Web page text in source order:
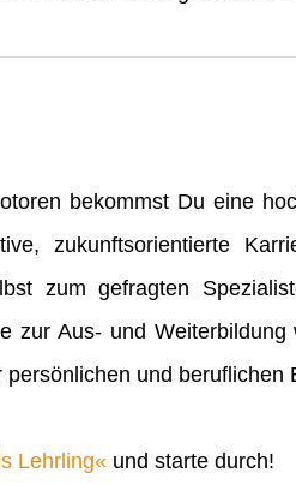
bekommst Du eine
zukunftsorientierte
zum gefragten
zur Aus- und
und beruflichen
Lehrling und starte durch!